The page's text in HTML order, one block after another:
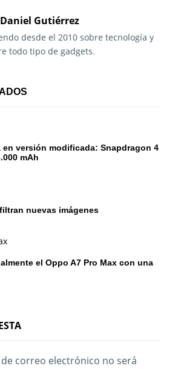
Daniel Gutiérrez
desde el 2010 sobre tecnología y
todo tipo de gadgets.
en versión modificada: Snapdragon 4
mAh
nuevas imágenes
el Oppo A7 Pro Max con una
correo electrónico no será